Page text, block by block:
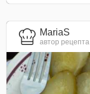
MariaS
автор рецепта